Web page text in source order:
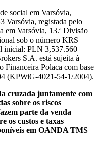
social em Varsóvia,
Varsóvia, registada pelo
em Varsóvia, 13.ª Divisão
sob o número KRS
inicial: PLN 3,537.560
S.A. está sujeita à
Financeira Polaca com base
(KPWiG-4021-54-1/2004).
cruzada juntamente com
sobre os riscos
parte da venda
os custos e taxas
em OANDA TMS